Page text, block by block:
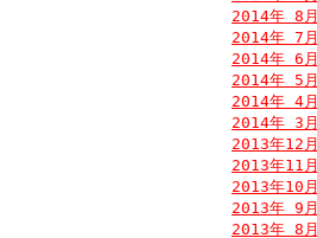
2014年 8月
2014年 7月
2014年 6月
2014年 5月
2014年 4月
2014年 3月
2013年12月
2013年11月
2013年10月
2013年 9月
2013年 8月